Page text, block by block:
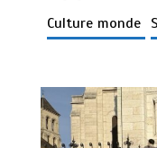
Culture monde